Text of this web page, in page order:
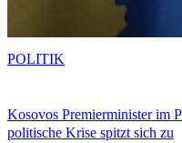
Kosovos Premierminister im
politische Krise spitzt sich zu
POLITIK